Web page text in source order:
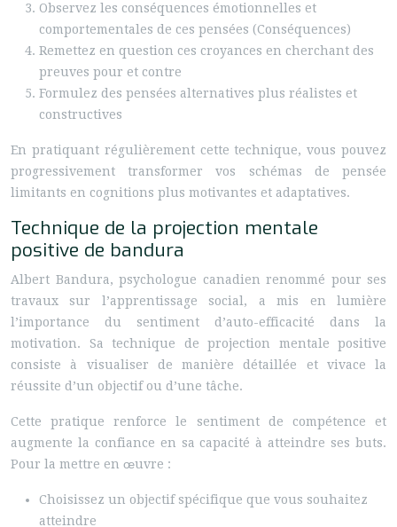
Observez les conséquences émotionnelles et
comportementales de ces pensées (Conséquences)
Remettez en question ces croyances en cherchant des
preuves pour et contre
Formulez des pensées alternatives plus réalistes et
constructives
En pratiquant régulièrement cette technique, vous pouvez
progressivement transformer vos schémas de pensée
limitants en cognitions plus motivantes et adaptatives.
Technique de la projection mentale
positive de bandura
Albert Bandura, psychologue canadien renommé pour ses
travaux sur l’apprentissage social, a mis en lumière
l’importance du sentiment d’auto-efficacité dans la
motivation. Sa technique de projection mentale positive
consiste à visualiser de manière détaillée et vivace la
réussite d’un objectif ou d’une tâche.
Cette pratique renforce le sentiment de compétence et
augmente la confiance en sa capacité à atteindre ses buts.
Pour la mettre en œuvre :
Choisissez un objectif spécifique que vous souhaitez
atteindre